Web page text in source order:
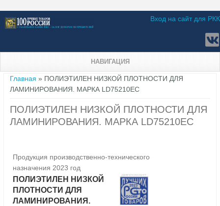
Вход на сайт для РКК
НАВИГАЦИЯ
Вы здесь
Главная » ПОЛИЭТИЛЕН НИЗКОЙ ПЛОТНОСТИ ДЛЯ
ЛАМИНИРОВАНИЯ. МАРКА LD75210EC
ПОЛИЭТИЛЕН НИЗКОЙ ПЛОТНОСТИ ДЛЯ
ЛАМИНИРОВАНИЯ. МАРКА LD75210EC
Продукция производственно-технического
назначения 2023 год
ПОЛИЭТИЛЕН НИЗКОЙ
ПЛОТНОСТИ ДЛЯ
ЛАМИНИРОВАНИЯ.